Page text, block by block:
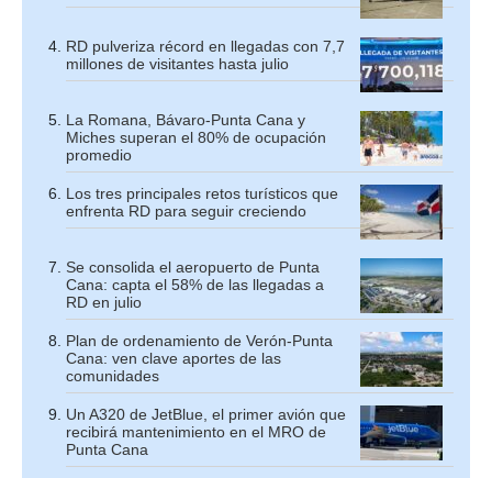
RD pulveriza récord en llegadas con 7,7
millones de visitantes hasta julio
La Romana, Bávaro-Punta Cana y
Miches superan el 80% de ocupación
promedio
Los tres principales retos turísticos que
enfrenta RD para seguir creciendo
Se consolida el aeropuerto de Punta
Cana: capta el 58% de las llegadas a
RD en julio
Plan de ordenamiento de Verón-Punta
Cana: ven clave aportes de las
comunidades
Un A320 de JetBlue, el primer avión que
recibirá mantenimiento en el MRO de
Punta Cana